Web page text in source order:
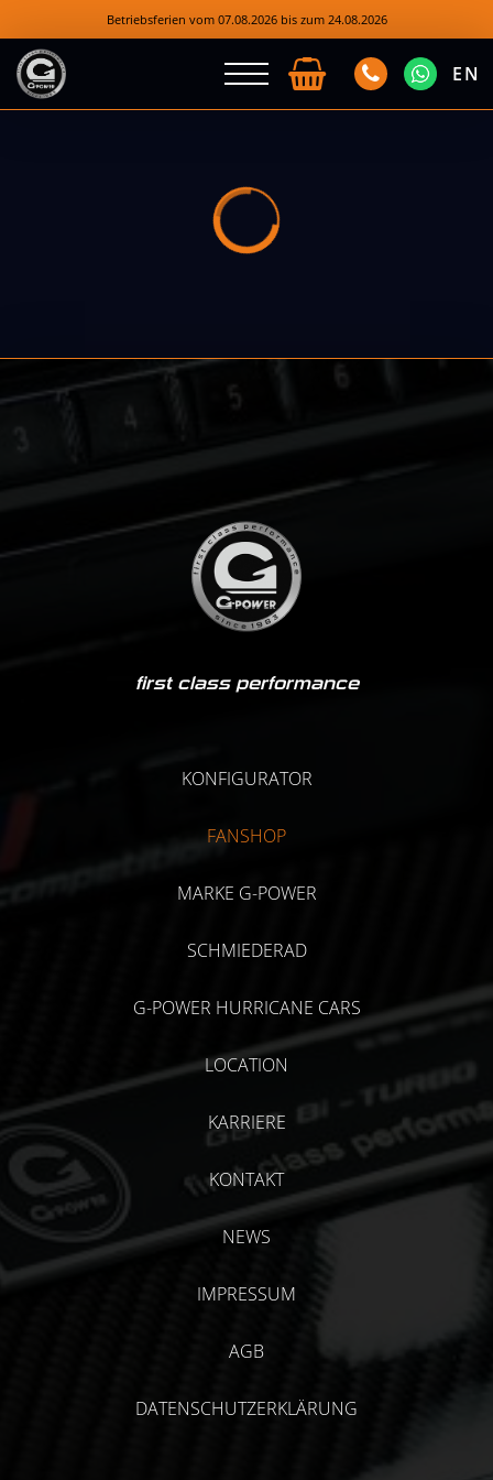
Betriebsferien vom 07.08.2026 bis zum 24.08.2026
EN
first class performance
KONFIGURATOR
FANSHOP
MARKE G-POWER
SCHMIEDERAD
G-POWER HURRICANE CARS
LOCATION
KARRIERE
KONTAKT
NEWS
IMPRESSUM
AGB
DATENSCHUTZERKLÄRUNG